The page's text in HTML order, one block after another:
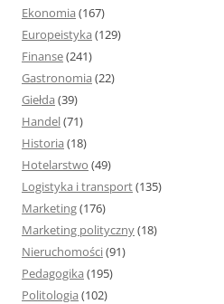
Ekonomia (167)
Europeistyka (129)
Finanse(241)
Gastronomia (22)
Giełda (39)
Handel(71)
Historia (18)
Hotelarstwo (49)
Logistyka i transport(135)
Marketing(176)
Marketing polityczny(18)
Nieruchomości(91)
Pedagogika (195)
Politologia (102)